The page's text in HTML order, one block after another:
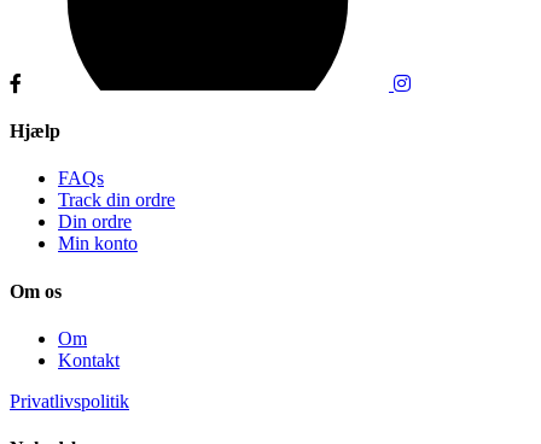
Hjælp
FAQs
Track din ordre
Din ordre
Min konto
Om os
Om
Kontakt
Privatlivspolitik